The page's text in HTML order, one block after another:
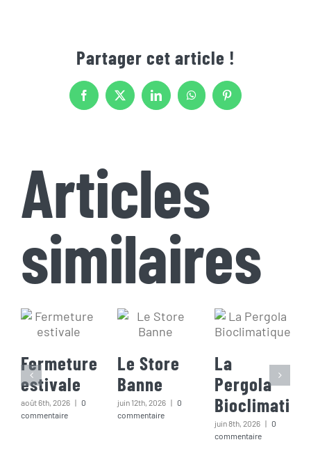
Partager cet article !
Facebook
X LinkedInWhatsAppPinterest
Articles
similaires
Fermeture
estivale
août 6th, 2026 | 0
commentaire
Le Store
Banne
juin 12th, 2026 | 0
commentaire
La
Pergola
juin 8th, 2026 | 0
commentaire